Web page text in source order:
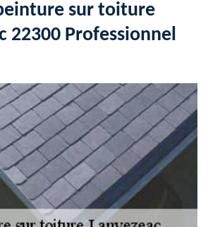
sur toiture
22300 Professionnel